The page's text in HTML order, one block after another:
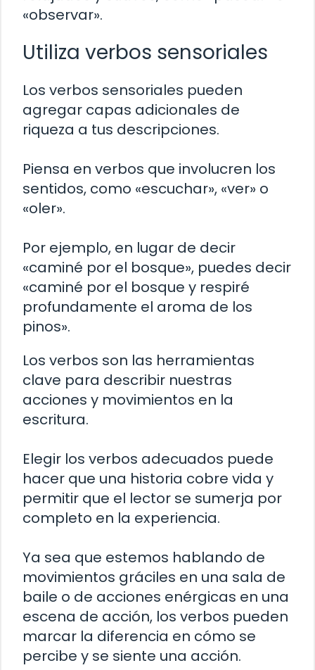
«observar».
Utiliza verbos sensoriales
Los verbos sensoriales pueden
agregar capas adicionales de
riqueza a tus descripciones.
Piensa en verbos que involucren los
sentidos, como «escuchar», «ver» o
«oler».
Por ejemplo, en lugar de decir
«caminé por el bosque», puedes decir
«caminé por el bosque y respiré
profundamente el aroma de los
pinos».
Los verbos son las herramientas
clave para describir nuestras
acciones y movimientos en la
escritura.
Elegir los verbos adecuados puede
hacer que una historia cobre vida y
permitir que el lector se sumerja por
completo en la experiencia.
Ya sea que estemos hablando de
movimientos gráciles en una sala de
baile o de acciones enérgicas en una
escena de acción, los verbos pueden
marcar la diferencia en cómo se
percibe y se siente una acción.